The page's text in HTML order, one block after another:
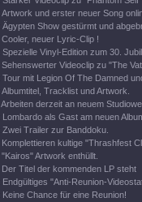
Artwork und erster neuer Song
Ägypten Show gestürmt und
Cooler, neuer Lyric-Clip !
Spezielle Vinyl-Edition zum 30.
Sehenswerter Videoclip zu "The
Tour mit Legion Of The Damned
Albumtitel, Tracklist und Artwork.
Arbeiten derzeit an neuem
Lombardo als Gast am neuen
Zwei Trailer zur Banddoku.
Komplettieren kultige "Thrashfest
"Kairos" Artwork enthüllt.
Der Titel der kommenden LP steht
Endgültiges "Anti-Reunion-
Keine Chance für eine Reunion!